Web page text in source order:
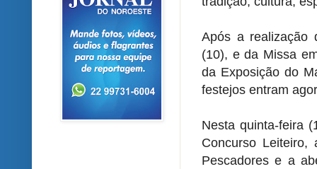
Após a realização
(10), e da Missa
da Exposição do
festejos entram
Nesta quinta-feira
Concurso
Pescadores e a